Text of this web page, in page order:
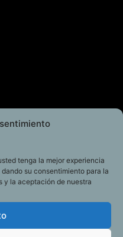
tenga la mejor experiencia
su consentimiento para la
y la aceptación de nuestra